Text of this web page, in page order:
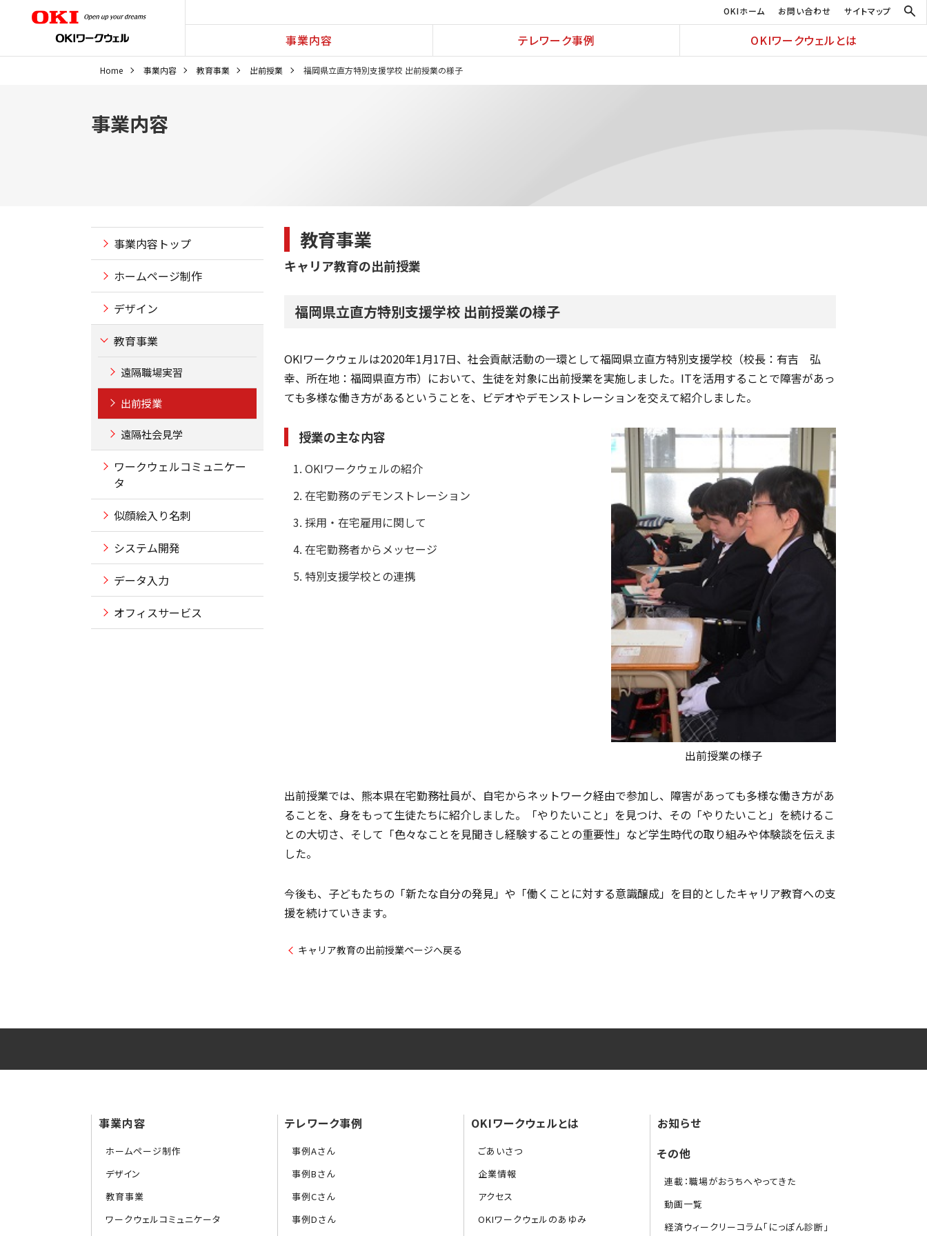
OKIホーム お問い合わせ サイトマップ
事業内容 テレワーク事例 OKIワークウェルとは
Home 事業内容 教育事業 出前授業 福岡県立直方特別支援学校 出前授業の様子
事業内容
教育事業
キャリア教育の出前授業
福岡県立直方特別支援学校 出前授業の様子
OKIワークウェルは2020年1月17日、社会貢献活動の一環として福岡県立直方特別支援学校（校長：有吉 弘
幸、所在地：福岡県直方市）において、生徒を対象に出前授業を実施しました。ITを活用することで障害があっ
ても多様な働き方があるということを、ビデオやデモンストレーションを交えて紹介しました。
出前授業の様子
授業の主な内容
OKIワークウェルの紹介
在宅勤務のデモンストレーション
採用・在宅雇用に関して
在宅勤務者からメッセージ
特別支援学校との連携
出前授業では、熊本県在宅勤務社員が、自宅からネットワーク経由で参加し、障害があっても多様な働き方があ
ることを、身をもって生徒たちに紹介しました。「やりたいこと」を見つけ、その「やりたいこと」を続けるこ
との大切さ、そして「色々なことを見聞きし経験することの重要性」など学生時代の取り組みや体験談を伝えま
した。
今後も、子どもたちの「新たな自分の発見」や「働くことに対する意識醸成」を目的としたキャリア教育への支
援を続けていきます。
キャリア教育の出前授業ページへ戻る
事業内容トップ
ホームページ制作
デザイン
教育事業
遠隔職場実習
出前授業
遠隔社会見学
ワークウェルコミュニケー
タ
似顔絵入り名刺
システム開発
データ入力
オフィスサービス
事業内容
ホームページ制作
デザイン
教育事業
ワークウェルコミュニケータ
テレワーク事例
事例Aさん
事例Bさん
事例Cさん
事例Dさん
OKIワークウェルとは
ごあいさつ
企業情報
アクセス
OKIワークウェルのあゆみ
お知らせ
その他
連載：職場がおうちへやってきた
動画一覧
経済ウィークリーコラム「にっぽん診断」